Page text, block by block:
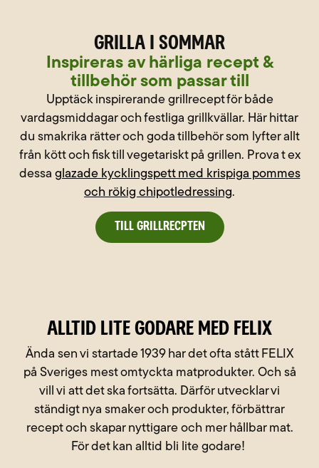
Alltid lite godare med Felix
Ända sen vi startade 1939 har det ofta stått FELIX
på Sveriges mest omtyckta matprodukter. Och så
vill vi att det ska fortsätta. Därför utvecklar vi
ständigt nya smaker och produkter, förbättrar
recept och skapar nyttigare och mer hållbar mat.
För det kan alltid bli lite godare!
Grilla i sommar
Inspireras av härliga recept &
tillbehör som passar till
Upptäck inspirerande grillrecept för både
vardagsmiddagar och festliga grillkvällar. Här hittar
du smakrika rätter och goda tillbehör som lyfter allt
från kött och fisk till vegetariskt på grillen. Prova t ex
dessa glazade kycklingspett med krispiga pommes
och rökig chipotledressing.
Till grillrecpten